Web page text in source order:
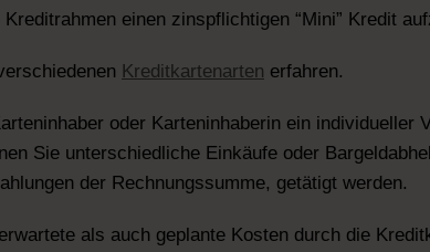
einen zinspflichtigen “Mini” Kredit
Kreditkartenarten erfahren.
oder Karteninhaberin ein individueller
Sie unterschiedliche Einkäufe oder
der Rechnungssumme, getätigt werden.
als auch geplante Kosten durch die